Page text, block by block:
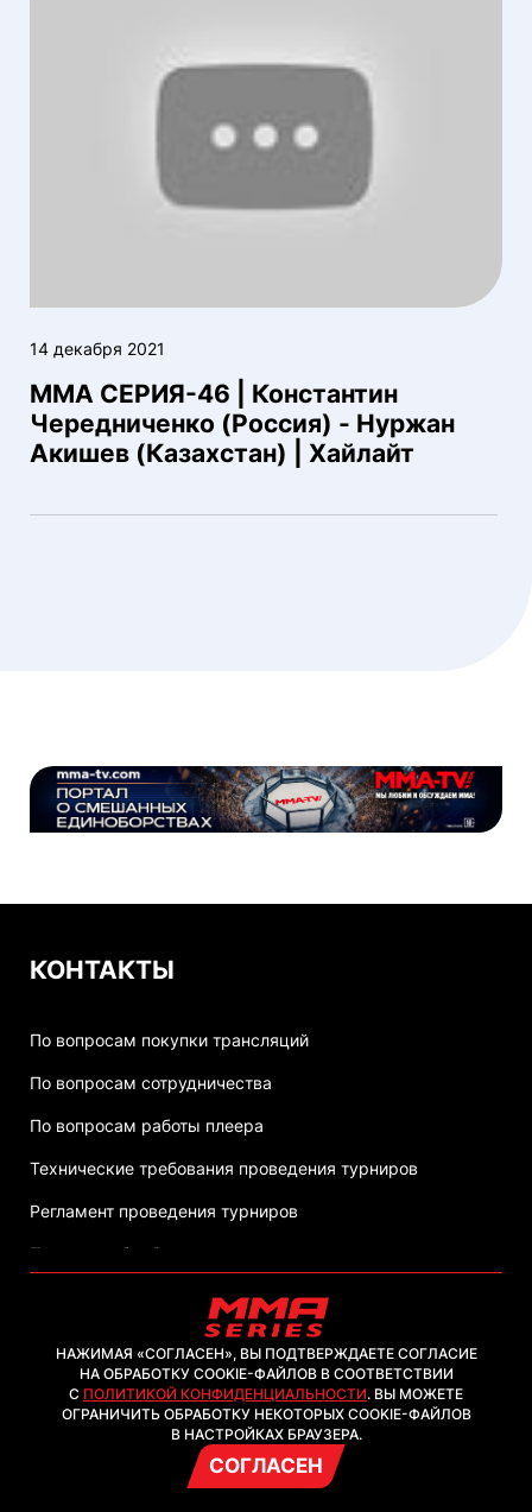
14 декабря 2021
ММА СЕРИЯ-46 | Константин
Чередниченко (Россия) - Нуржан
Акишев (Казахстан) | Хайлайт
КОНТАКТЫ
По вопросам покупки трансляций
По вопросам сотрудничества
По вопросам работы плеера
Технические требования проведения турниров
Регламент проведения турниров
Политика обработки персональных данных
2026, ООО "ММА-ТВ.КОМ"
НАЖИМАЯ «СОГЛАСЕН», ВЫ ПОДТВЕРЖДАЕТЕ СОГЛАСИЕ
НА ОБРАБОТКУ COOKIE-ФАЙЛОВ В СООТВЕТСТВИИ
С ПОЛИТИКОЙ КОНФИДЕНЦИАЛЬНОСТИ. ВЫ МОЖЕТЕ
ОГРАНИЧИТЬ ОБРАБОТКУ НЕКОТОРЫХ COOKIE-ФАЙЛОВ
В НАСТРОЙКАХ БРАУЗЕРА.
СОГЛАСЕН